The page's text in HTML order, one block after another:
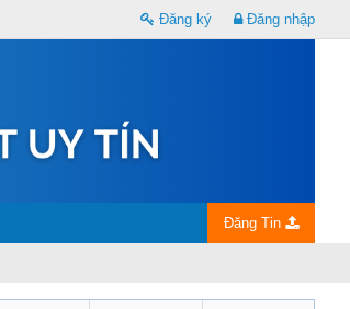
Đăng ký Đăng nhập
Đăng Tin